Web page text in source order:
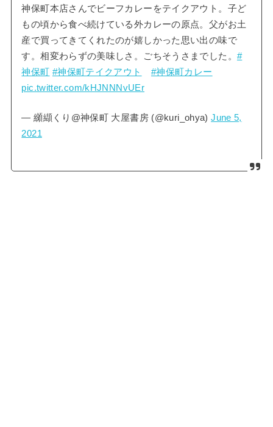
神保町本店さんでビーフカレーをテイクアウト。子ど
もの頃から食べ続けている外カレーの原点。父がお土
産で買ってきてくれたのが嬉しかった思い出の味で
す。相変わらずの美味しさ。ごちそうさまでした。 #
神保町 #神保町テイクアウト
#神保町カレー
pic.twitter.com/kHJNNNvUEr
— 纐纈くり@神保町 大屋書房 (@kuri_ohya)June 5,
2021